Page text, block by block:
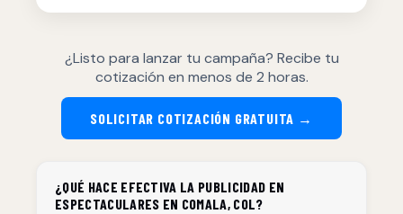
¿Listo para lanzar tu campaña? Recibe tu
cotización en menos de 2 horas.
SOLICITAR COTIZACIÓN GRATUITA →
¿QUÉ HACE EFECTIVA LA PUBLICIDAD EN
ESPECTACULARES EN COMALA, COL?